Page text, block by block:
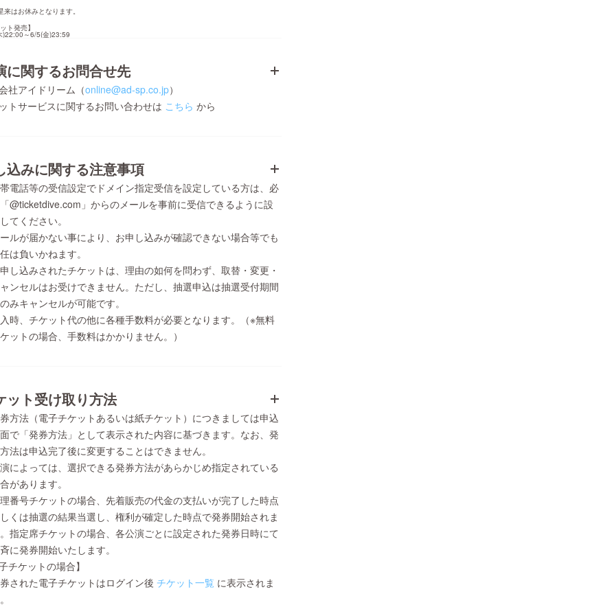
来はお休みとなります。
ト発売】
)22:00～6/5(金)23:59
に関するお問合せ先
社アイドリーム（online@ad-sp.co.jp）
トサービスに関するお問い合わせは こちら から
込みに関する注意事項
電話等の受信設定でドメイン指定受信を設定している方は、必
@ticketdive.com」からのメールを事前に受信できるように設
てください。
ルが届かない事により、お申し込みが確認できない場合等でも
は負いかねます。
し込みされたチケットは、理由の如何を問わず、取替・変更・
ンセルはお受けできません。ただし、抽選申込は抽選受付期間
みキャンセルが可能です。
時、チケット代の他に各種手数料が必要となります。（※無料
ットの場合、手数料はかかりません。）
ット受け取り方法
方法（電子チケットあるいは紙チケット）につきましては申込
で「発券方法」として表示された内容に基づきます。なお、発
法は申込完了後に変更することはできません。
によっては、選択できる発券方法があらかじめ指定されている
があります。
番号チケットの場合、先着販売の代金の支払いが完了した時点
くは抽選の結果当選し、権利が確定した時点で発券開始されま
指定席チケットの場合、各公演ごとに設定された発券日時にて
に発券開始いたします。
チケットの場合】
された電子チケットはログイン後 チケット一覧 に表示されま